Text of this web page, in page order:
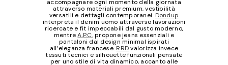
accompagnare ogni momento della giornata
attraverso materiali premium, vestibilità
versatili e dettagli contemporanei. Dondup
interpreta il denim uomo attraverso lavorazioni
ricercate e fit impeccabili dal gusto moderno,
mentreA.P.C.propone jeans essenziali e
pantaloni dal design minimal ispirati
all’eleganza francese. RRDvalorizza invece
tessuti tecnici e silhouette funzionali pensate
per uno stile di vita dinamico, accanto alle